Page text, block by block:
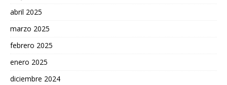
abril 2025
marzo 2025
febrero 2025
enero 2025
diciembre 2024